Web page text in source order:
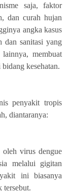
saja, faktor
dan curah hujan
angka kasus
dan sanitasi yang
membuat
kesehatan.
penyakit tropis
diantaranya:
oleh virus dengue
melalui gigitan
ini biasanya
tersebut.